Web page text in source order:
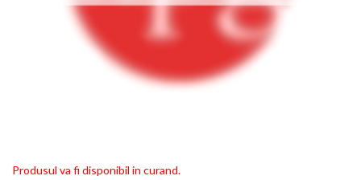
Produsul va fi disponibil in curand.